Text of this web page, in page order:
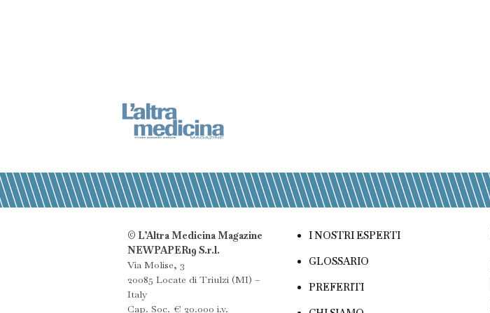
© L’Altra Medicina Magazine
NEWPAPER19 S.r.l.
Via Molise, 3
20085 Locate di Triulzi (MI) –
Italy
Cap. Soc. € 20.000 i.v.
I NOSTRI ESPERTI
GLOSSARIO
PREFERITI